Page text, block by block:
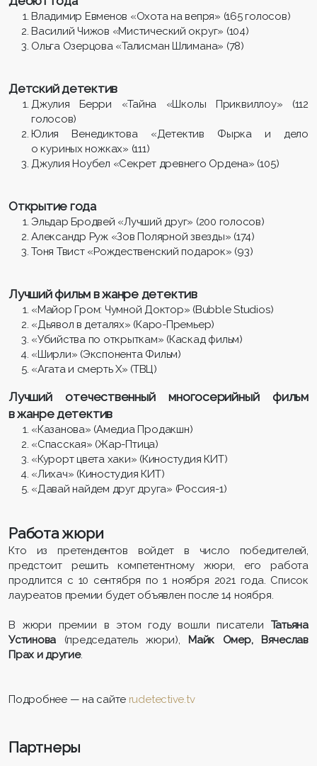
Владимир Евменов «Охота на вепря» (165 голосов)
Василий Чижов «Мистический округ» (104)
Ольга Озерцова «Талисман Шлимана» (78)
Детский детектив
Джулия Берри «Тайна «Школы Приквиллоу» (112
голосов)
Юлия Венедиктова «Детектив Фырка и дело
о куриных ножках» (111)
Джулия Ноубел «Секрет древнего Ордена» (105)
Открытие года
Эльдар Бродвей «Лучший друг» (200 голосов)
Александр Руж «Зов Полярной звезды» (174)
Тоня Твист «Рождественский подарок» (93)
Лучший фильм в жанре детектив
«Майор Гром: Чумной Доктор» (Bubble Studios)
«Дьявол в деталях» (Каро-Премьер)
«Убийства по открыткам» (Каскад фильм)
«Ширли» (Экспонента Фильм)
«Агата и смерть Х» (ТВЦ)
Лучший отечественный многосерийный фильм
в жанре детектив
«Казанова» (Амедиа Продакшн)
«Спасская» (Жар-Птица)
«Курорт цвета хаки» (Киностудия КИТ)
«Лихач» (Киностудия КИТ)
«Давай найдем друг друга» (Россия-1)
Работа жюри
Кто из претендентов войдет в число победителей,
предстоит решить компетентному жюри, его работа
продлится с 10 сентября по 1 ноября 2021 года. Список
лауреатов премии будет объявлен после 14 ноября.
В жюри премии в этом году вошли писатели Татьяна
Устинова (председатель жюри), Майк Омер, Вячеслав
Прах и другие.
Подробнее — на сайте rudetective.tv
Партнеры